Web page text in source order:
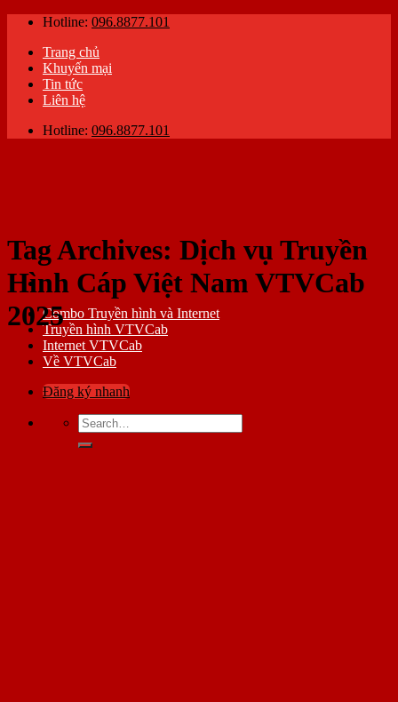
Skip
content
Hotline: 096.8877.101
Trang chủ
Khuyến mại
Tin tức
Liên hệ
Hotline: 096.8877.101
Combo Truyền hình và Internet
Truyền hình VTVCab
Internet VTVCab
Về VTVCab
Đăng ký nhanh
Tag Archives: Dịch vụ Truyền
Hình Cáp Việt Nam VTVCab
2025